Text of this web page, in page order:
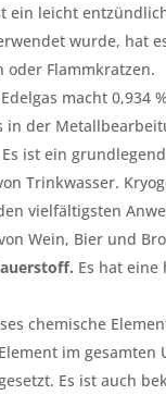
ein leicht
wurde, hat
oder Flammkratzen.
Edelgas macht
in der
Es ist ein
Trinkwasser.
vielfältigsten
Wein, Bier und
Es hat
chemische
im
Es ist auch